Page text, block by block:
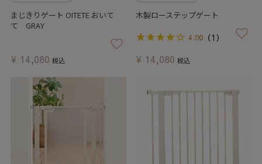
まじきりゲート OITETE おいて
て GRAY
¥ 14,080 税込
木製ローステップゲート
4.00 （1）
¥ 14,080 税込